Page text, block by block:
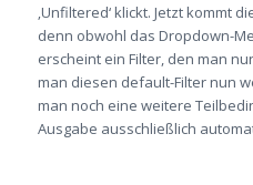
‚Unfiltered‘ klickt. Jetzt kommt
denn obwohl das Dropdown-
erscheint ein Filter, den man
man diesen default-Filter nun
man noch eine weitere
Ausgabe ausschließlich